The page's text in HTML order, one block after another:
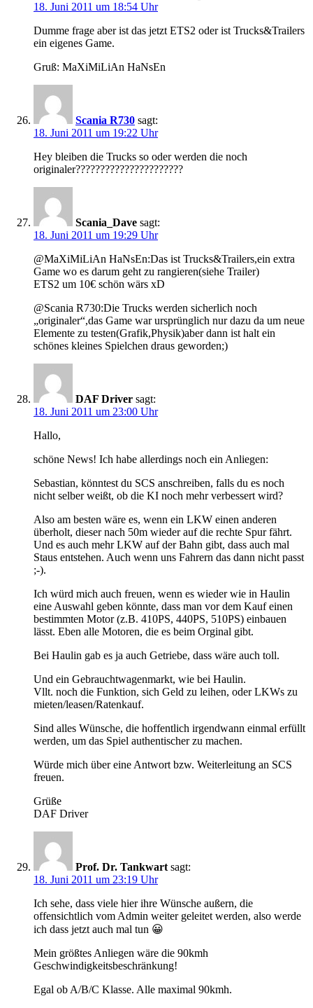
18. Juni 2011 um 18:54 Uhr
Dumme frage aber ist das jetzt ETS2 oder ist Trucks&Trailers
ein eigenes Game.
Gruß: MaXiMiLiAn HaNsEn
Scania R730 sagt:
18. Juni 2011 um 19:22 Uhr
Hey bleiben die Trucks so oder werden die noch
originaler??????????????????????
Scania_Dave sagt:
18. Juni 2011 um 19:29 Uhr
@MaXiMiLiAn HaNsEn:Das ist Trucks&Trailers,ein extra
Game wo es darum geht zu rangieren(siehe Trailer)
ETS2 um 10€ schön wärs xD
@Scania R730:Die Trucks werden sicherlich noch
„originaler“,das Game war ursprünglich nur dazu da um neue
Elemente zu testen(Grafik,Physik)aber dann ist halt ein
schönes kleines Spielchen draus geworden;)
DAF Driver sagt:
18. Juni 2011 um 23:00 Uhr
Hallo,
schöne News! Ich habe allerdings noch ein Anliegen:
Sebastian, könntest du SCS anschreiben, falls du es noch
nicht selber weißt, ob die KI noch mehr verbessert wird?
Also am besten wäre es, wenn ein LKW einen anderen
überholt, dieser nach 50m wieder auf die rechte Spur fährt.
Und es auch mehr LKW auf der Bahn gibt, dass auch mal
Staus entstehen. Auch wenn uns Fahrern das dann nicht passt
;-).
Ich würd mich auch freuen, wenn es wieder wie in Haulin
eine Auswahl geben könnte, dass man vor dem Kauf einen
bestimmten Motor (z.B. 410PS, 440PS, 510PS) einbauen
lässt. Eben alle Motoren, die es beim Orginal gibt.
Bei Haulin gab es ja auch Getriebe, dass wäre auch toll.
Und ein Gebrauchtwagenmarkt, wie bei Haulin.
Vllt. noch die Funktion, sich Geld zu leihen, oder LKWs zu
mieten/leasen/Ratenkauf.
Sind alles Wünsche, die hoffentlich irgendwann einmal erfüllt
werden, um das Spiel authentischer zu machen.
Würde mich über eine Antwort bzw. Weiterleitung an SCS
freuen.
Grüße
DAF Driver
Prof. Dr. Tankwart sagt:
18. Juni 2011 um 23:19 Uhr
Ich sehe, dass viele hier ihre Wünsche außern, die
offensichtlich vom Admin weiter geleitet werden, also werde
ich dass jetzt auch mal tun 😀
Mein größtes Anliegen wäre die 90kmh
Geschwindigkeitsbeschränkung!
Egal ob A/B/C Klasse. Alle maximal 90kmh.